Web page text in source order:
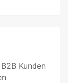
Kunden